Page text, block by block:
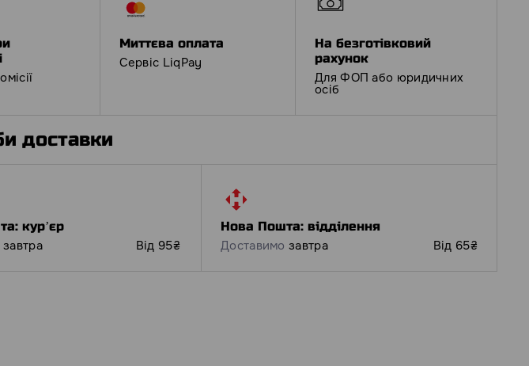
Миттєва оплата
Сервіс LiqPay
На безготівковий
рахунок
Для ФОП або юридичних
осіб
доставки
курʼєр
завтра Від 95₴
Нова Пошта: відділення
Доставимо завтра Від 65₴